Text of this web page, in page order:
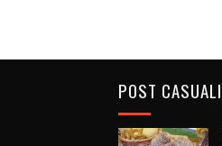
POST CASUALI